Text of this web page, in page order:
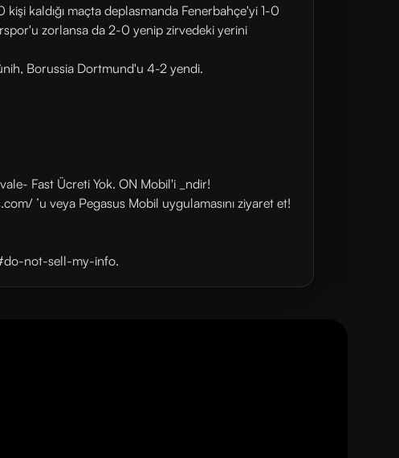
kaldığı maçta deplasmanda Fenerbahçe'yi 1-0
zorlansa da 2-0 yenip zirvedeki yerini
Borussia Dortmund'u 4-2 yendi.
Fast Ücreti Yok. ON Mobil'i _ndir!
’u veya Pegasus Mobil uygulamasını ziyaret et!
not-sell-my-info.